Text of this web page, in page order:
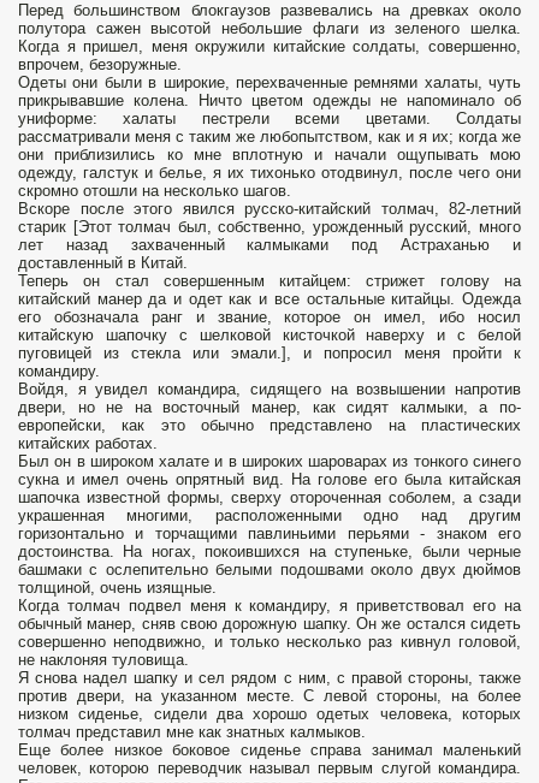
Перед большинством блокгаузов развевались на древках около
полутора сажен высотой небольшие флаги из зеленого шелка.
Когда я пришел, меня окружили китайские солдаты, совершенно,
впрочем, безоружные.
Одеты они были в широкие, перехваченные ремнями халаты, чуть
прикрывавшие колена. Ничто цветом одежды не напоминало об
униформе: халаты пестрели всеми цветами. Солдаты
рассматривали меня с таким же любопытством, как и я их; когда же
они приблизились ко мне вплотную и начали ощупывать мою
одежду, галстук и белье, я их тихонько отодвинул, после чего они
скромно отошли на несколько шагов.
Вскоре после этого явился русско-китайский толмач, 82-летний
старик [Этот толмач был, собственно, урожденный русский, много
лет назад захваченный калмыками под Астраханью и
доставленный в Китай.
Теперь он стал совершенным китайцем: стрижет голову на
китайский манер да и одет как и все остальные китайцы. Одежда
его обозначала ранг и звание, которое он имел, ибо носил
китайскую шапочку с шелковой кисточкой наверху и с белой
пуговицей из стекла или эмали.], и попросил меня пройти к
командиру.
Войдя, я увидел командира, сидящего на возвышении напротив
двери, но не на восточный манер, как сидят калмыки, а по-
европейски, как это обычно представлено на пластических
китайских работах.
Был он в широком халате и в широких шароварах из тонкого синего
сукна и имел очень опрятный вид. На голове его была китайская
шапочка известной формы, сверху отороченная соболем, а сзади
украшенная многими, расположенными одно над другим
горизонтально и торчащими павлиньими перьями - знаком его
достоинства. На ногах, покоившихся на ступеньке, были черные
башмаки с ослепительно белыми подошвами около двух дюймов
толщиной, очень изящные.
Когда толмач подвел меня к командиру, я приветствовал его на
обычный манер, сняв свою дорожную шапку. Он же остался сидеть
совершенно неподвижно, и только несколько раз кивнул головой,
не наклоняя туловища.
Я снова надел шапку и сел рядом с ним, с правой стороны, также
против двери, на указанном месте. С левой стороны, на более
низком сиденье, сидели два хорошо одетых человека, которых
толмач представил мне как знатных калмыков.
Еще более низкое боковое сиденье справа занимал маленький
человек, которою переводчик называл первым слугой командира.